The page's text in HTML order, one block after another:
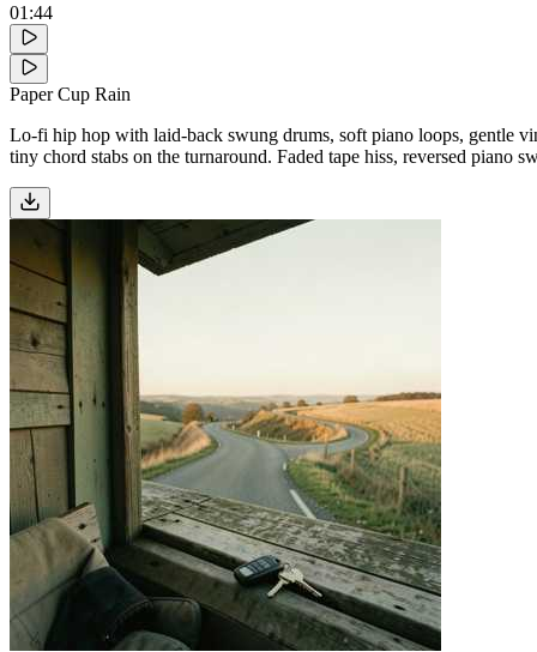
01:44
Paper Cup Rain
Lo-fi hip hop with laid-back swung drums, soft piano loops, gentle
tiny chord stabs on the turnaround. Faded tape hiss, reversed piano